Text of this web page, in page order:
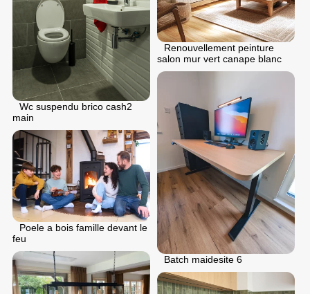
Renouvellement peinture
salon mur vert canape blanc
Wc suspendu brico cash2
main
Batch maidesite 6
Poele a bois famille devant le
feu